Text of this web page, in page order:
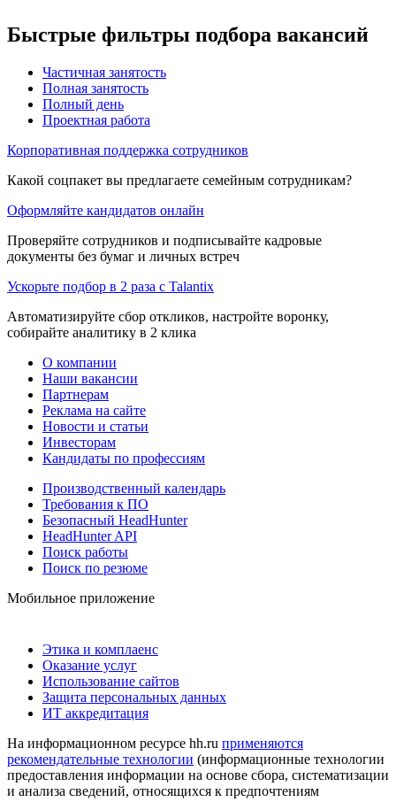
Быстрые фильтры подбора вакансий
Частичная занятость
Полная занятость
Полный день
Проектная работа
Корпоративная поддержка сотрудников
Какой соцпакет вы предлагаете семейным сотрудникам?
Оформляйте кандидатов онлайн
Проверяйте сотрудников и подписывайте кадровые
документы без бумаг и личных встреч
Ускорьте подбор в 2 раза с Talantix
Автоматизируйте сбор откликов, настройте воронку,
собирайте аналитику в 2 клика
О компании
Наши вакансии
Партнерам
Реклама на сайте
Новости и статьи
Инвесторам
Кандидаты по профессиям
Производственный календарь
Требования к ПО
Безопасный HeadHunter
HeadHunter API
Поиск работы
Поиск по резюме
Мобильное приложение
Этика и комплаенс
Оказание услуг
Использование сайтов
Защита персональных данных
ИТ аккредитация
На информационном ресурсе hh.ru применяются
рекомендательные технологии (информационные технологии
предоставления информации на основе сбора, систематизации
и анализа сведений, относящихся к предпочтениям